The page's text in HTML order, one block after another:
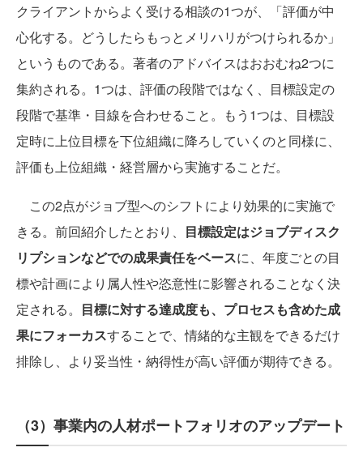
クライアントからよく受ける相談の1つが、「評価が中
心化する。どうしたらもっとメリハリがつけられるか」
というものである。著者のアドバイスはおおむね2つに
集約される。1つは、評価の段階ではなく、目標設定の
段階で基準・目線を合わせること。もう1つは、目標設
定時に上位目標を下位組織に降ろしていくのと同様に、
評価も上位組織・経営層から実施することだ。
この2点がジョブ型へのシフトにより効果的に実施で
きる。前回紹介したとおり、 目標設定はジョブディスク
リプションなどでの成果責任をベースに、年度ごとの目
標や計画により属人性や恣意性に影響されることなく決
定される。 目標に対する達成度も、プロセスも含めた成
果にフォーカスすることで、情緒的な主観をできるだけ
排除し、より妥当性・納得性が高い評価が期待できる。
（3）事業内の人材ポートフォリオのアップデート